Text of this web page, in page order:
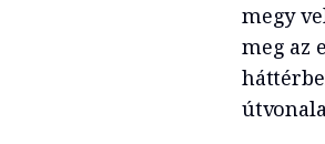
megy
meg az